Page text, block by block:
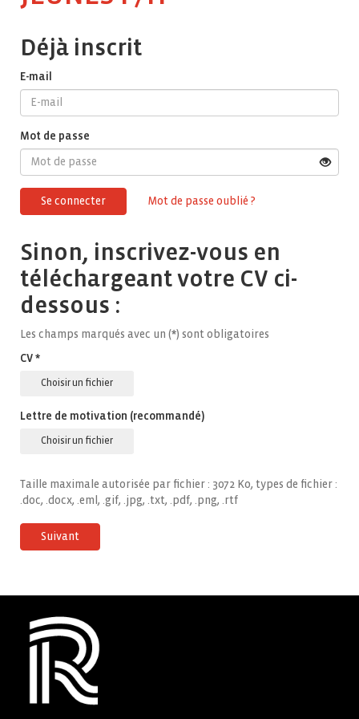
Déjà inscrit
E-mail
Mot de passe
Se connecter Mot de passe oublié ?
Sinon, inscrivez-vous en
téléchargeant votre CV ci-
dessous :
Les champs marqués avec un (*) sont obligatoires
CV *
Choisir un fichier
Lettre de motivation (recommandé)
Choisir un fichier
Taille maximale autorisée par fichier : 3072 Ko, types de fichier :
.doc, .docx, .eml, .gif, .jpg, .txt, .pdf, .png, .rtf
Suivant